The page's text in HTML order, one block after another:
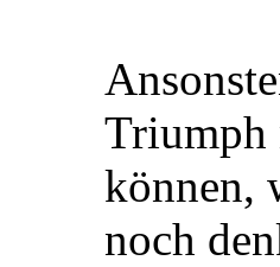
Triumph
können,
noch